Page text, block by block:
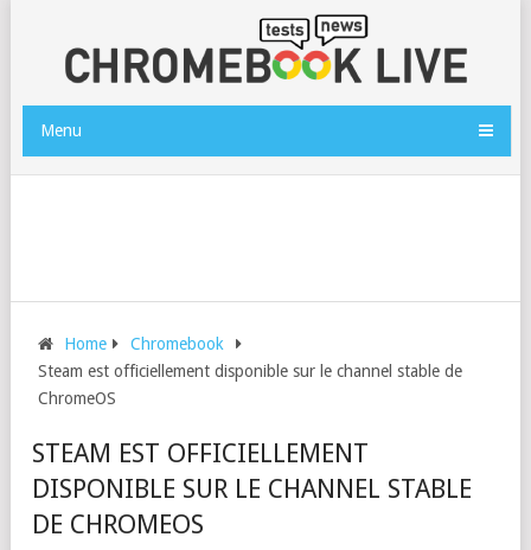
Menu
Home
Chromebook
Steam est officiellement disponible sur le channel stable de
ChromeOS
STEAM EST OFFICIELLEMENT
DISPONIBLE SUR LE CHANNEL STABLE
DE CHROMEOS